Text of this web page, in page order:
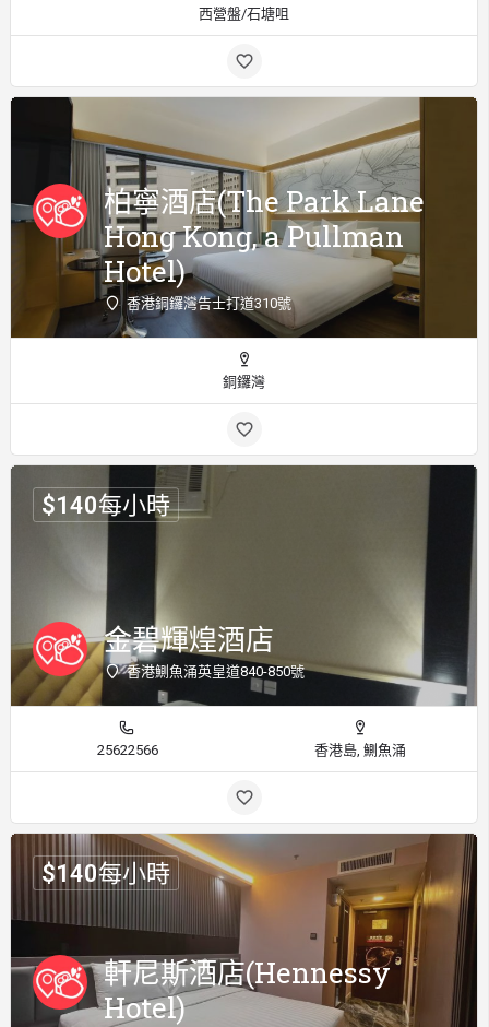
西營盤/石塘咀
柏寧酒店(The Park Lane
Hong Kong, a Pullman
Hotel)
香港銅鑼灣告士打道310號
銅鑼灣
金碧輝煌酒店
香港鰂魚涌英皇道840-850號
$140每小時
25622566 香港島, 鰂魚涌
軒尼斯酒店(Hennessy
Hotel)
$140每小時